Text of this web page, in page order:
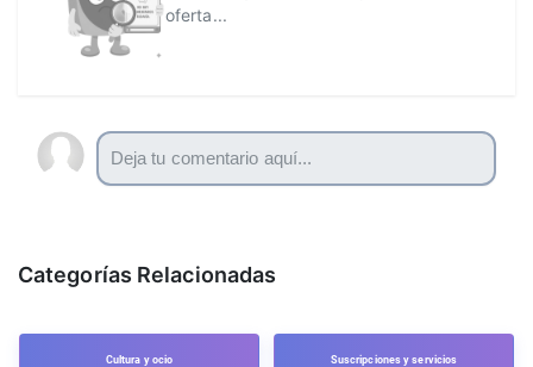
oferta...
Categorías Relacionadas
Cultura y ocio Suscripciones y servicios